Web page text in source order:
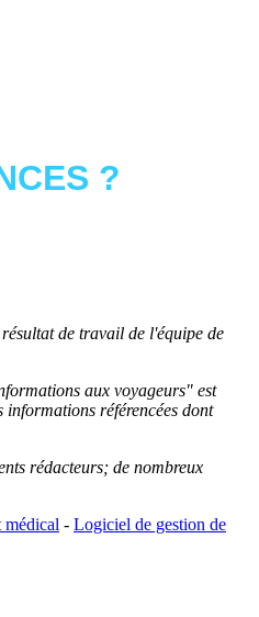
?
de travail de l'équipe de
aux voyageurs" est
informations référencées dont
rédacteurs; de nombreux
- Logiciel de gestion de